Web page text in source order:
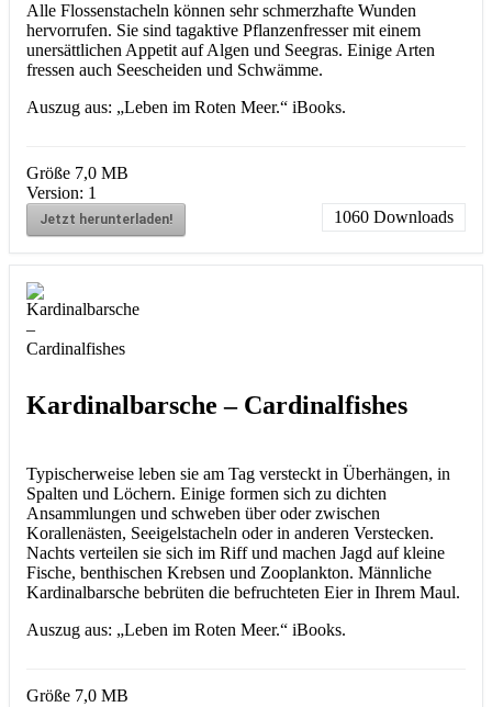
Alle Flossenstacheln können sehr schmerzhafte Wunden
hervorrufen. Sie sind tagaktive Pflanzenfresser mit einem
unersättlichen Appetit auf Algen und Seegras. Einige Arten
fressen auch Seescheiden und Schwämme.
Auszug aus: „Leben im Roten Meer.“ iBooks.
Größe 7,0 MB
Version: 1
Jetzt herunterladen! 1060 Downloads
Kardinalbarsche – Cardinalfishes
Typischerweise leben sie am Tag versteckt in Überhängen, in
Spalten und Löchern. Einige formen sich zu dichten
Ansammlungen und schweben über oder zwischen
Korallenästen, Seeigelstacheln oder in anderen Verstecken.
Nachts verteilen sie sich im Riff und machen Jagd auf kleine
Fische, benthischen Krebsen und Zooplankton. Männliche
Kardinalbarsche bebrüten die befruchteten Eier in Ihrem Maul.
Auszug aus: „Leben im Roten Meer.“ iBooks.
Größe 7,0 MB